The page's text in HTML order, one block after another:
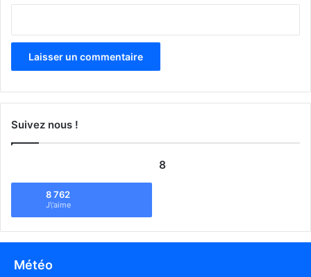
Suivez nous !
8
8 762
J\'aime
Météo